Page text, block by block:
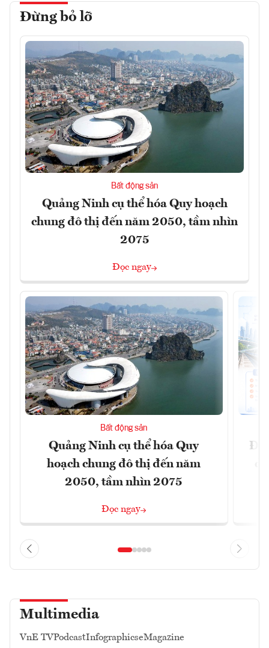
Đừng bỏ lỡ
Bất động sản
Quảng Ninh cụ thể hóa Quy hoạch
chung đô thị đến năm 2050, tầm nhìn
2075
Đọc ngay
Bất động sản
Quảng Ninh cụ thể hóa Quy
hoạch chung đô thị đến năm
2050, tầm nhìn 2075
Đọc ngay
Multimedia
VnE TVPodcastInfographicseMagazine